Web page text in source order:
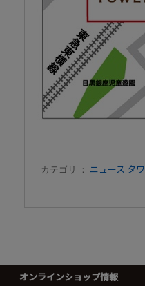
カテゴリ ： ニュース タ
オンラインショップ情報